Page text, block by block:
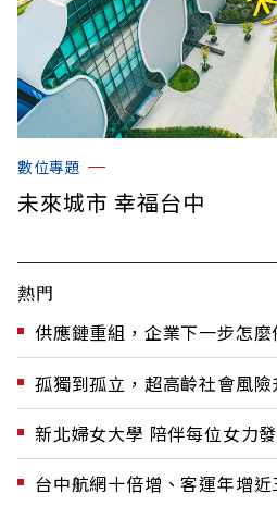
數位專題
未來城市 幸福台中
熱門
供應鏈重組，企業下一步怎麼
孤獨到孤立，超高齡社會風險
新北婦女大學 陪伴每位女力
台中航網十倍增、客運年增近